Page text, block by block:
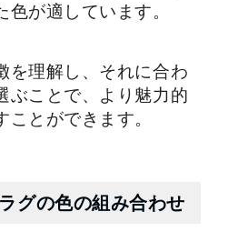
が適しています。
を理解し、それに合わ
ぶことで、より魅力的
とができます。
グの色の組み合わせ